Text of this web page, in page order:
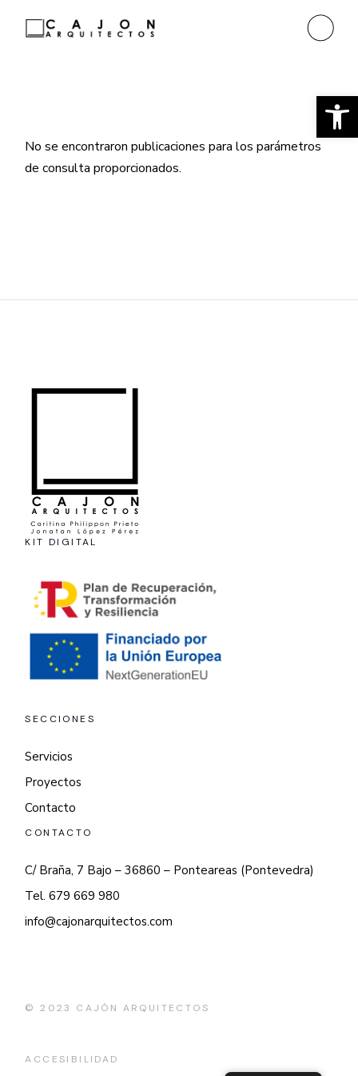
No se encontraron publicaciones para los parámetros
de consulta proporcionados.
KIT DIGITAL
SECCIONES
Servicios
Proyectos
Contacto
CONTACTO
C/ Braña, 7 Bajo – 36860 – Ponteareas (Pontevedra)
Tel. 679 669 980
info@cajonarquitectos.com
© 2023 CAJÓN ARQUITECTOS
ACCESIBILIDAD